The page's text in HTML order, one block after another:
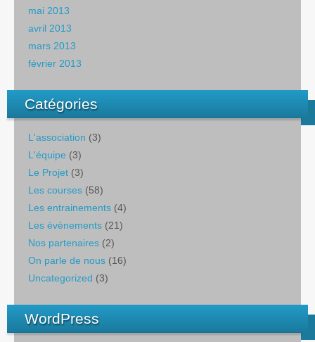
mai 2013
avril 2013
mars 2013
février 2013
Catégories
L'association (3)
L'équipe (3)
Le Projet (3)
Les courses (58)
Les entrainements (4)
Les évènements (21)
Nos partenaires (2)
On parle de nous (16)
Uncategorized (3)
WordPress